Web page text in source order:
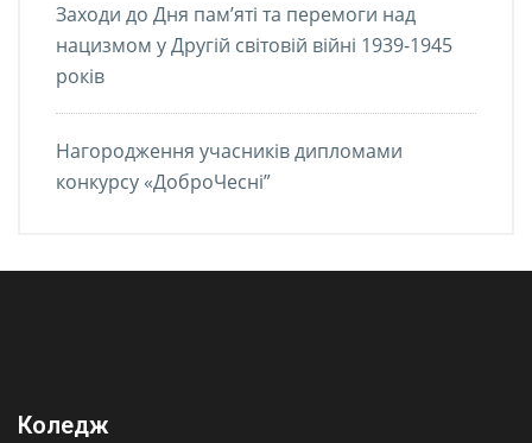
Заходи до Дня пам’яті та перемоги над
нацизмом у Другій світовій війні 1939-1945
років
Нагородження учасників дипломами
конкурсу «ДоброЧесні”
Коледж